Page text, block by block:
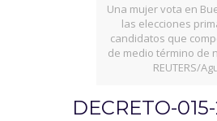
Una mujer vota en
las elecciones
candidatos que
de medio término de
REUTERS/
DECRETO-